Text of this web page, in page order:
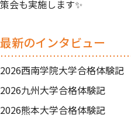
策会も実施します✨
最新のインタビュー
2026西南学院大学合格体験記
2026九州大学合格体験記
2026熊本大学合格体験記